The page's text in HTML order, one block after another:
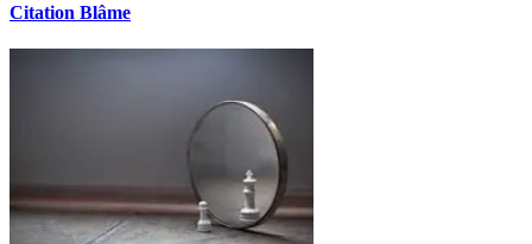
Citation Blâme